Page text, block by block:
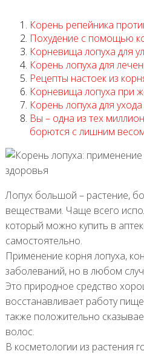
Корень репейника
Похудение с помощью
Корневища лопуха для
Корень лопуха для
Рецепты настоек из
Корневища лопуха при
Корень лопуха для
Вы – одна из тех
борются с лишним
Лопух большой – растение,
веществами. Чаще всего
который можно купить в
самостоятельно.
Применение корня лопуха,
заболеваний, но в любом
Это природное средство
восстанавливает работу
также положительно
волос.
В косметологии из растения